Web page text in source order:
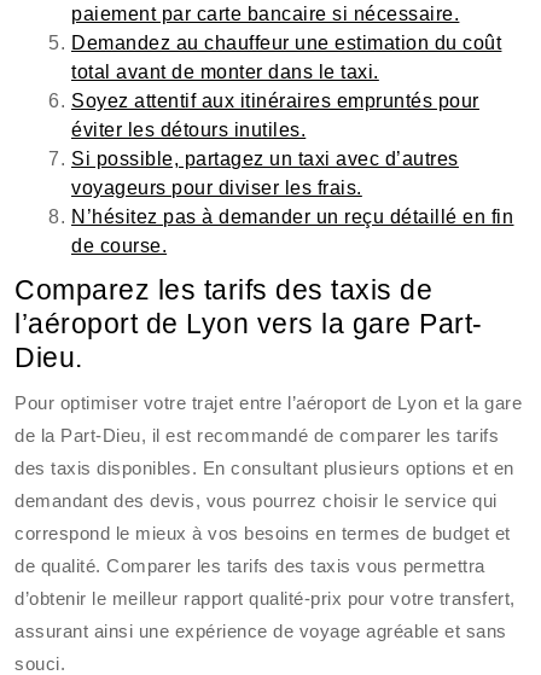
paiement par carte bancaire si nécessaire.
Demandez au chauffeur une estimation du coût
total avant de monter dans le taxi.
Soyez attentif aux itinéraires empruntés pour
éviter les détours inutiles.
Si possible, partagez un taxi avec d’autres
voyageurs pour diviser les frais.
N’hésitez pas à demander un reçu détaillé en fin
de course.
Comparez les tarifs des taxis de
l’aéroport de Lyon vers la gare Part-
Dieu.
Pour optimiser votre trajet entre l’aéroport de Lyon et la gare
de la Part-Dieu, il est recommandé de comparer les tarifs
des taxis disponibles. En consultant plusieurs options et en
demandant des devis, vous pourrez choisir le service qui
correspond le mieux à vos besoins en termes de budget et
de qualité. Comparer les tarifs des taxis vous permettra
d’obtenir le meilleur rapport qualité-prix pour votre transfert,
assurant ainsi une expérience de voyage agréable et sans
souci.